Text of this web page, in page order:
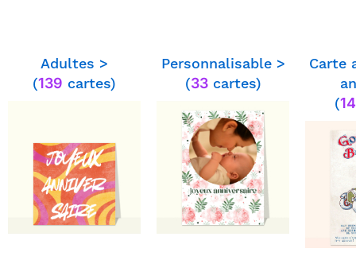
⭐⭐⭐⭐⭐ le 12/04/25 : Très efficace,
⭐⭐⭐⭐⭐ le 23/01/25 : Tout est
Adultes >
(139 cartes)
Personnalisable >
(33cartes)
Carte
(14